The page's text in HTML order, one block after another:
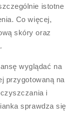
istotne
Co więcej,
skóry oraz
wyglądać na
przygotowaną na
i
sprawdza się